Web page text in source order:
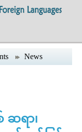
News
ဆရာ၊